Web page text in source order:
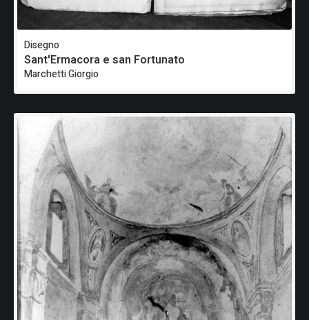
Disegno
Sant'Ermacora e san Fortunato
Marchetti Giorgio